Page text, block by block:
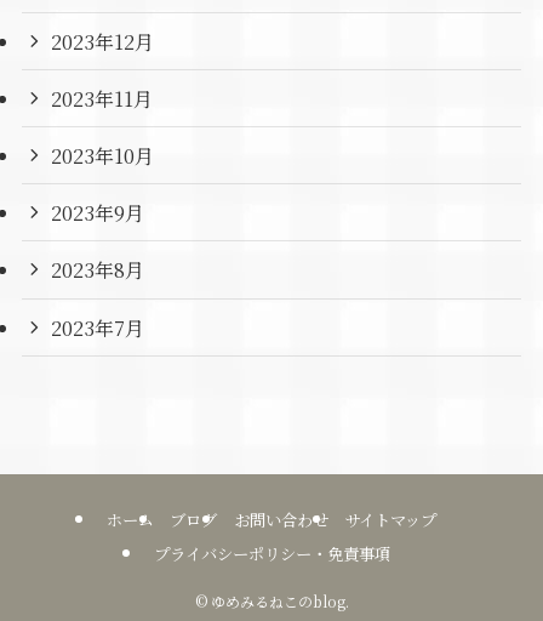
2023年12月
2023年11月
2023年10月
2023年9月
2023年8月
2023年7月
ホーム ブログ お問い合わせ
サイトマップ
プライバシーポリシー・免責事項
©ゆめみるねこのblog.